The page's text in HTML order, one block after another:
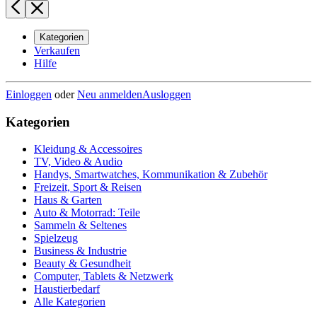
Kategorien
Verkaufen
Hilfe
Einloggen oderNeu anmeldenAusloggen
Kategorien
Kleidung & Accessoires
TV, Video & Audio
Handys, Smartwatches, Kommunikation & Zubehör
Freizeit, Sport & Reisen
Haus & Garten
Auto & Motorrad: Teile
Sammeln & Seltenes
Spielzeug
Business & Industrie
Beauty & Gesundheit
Computer, Tablets & Netzwerk
Haustierbedarf
Alle Kategorien